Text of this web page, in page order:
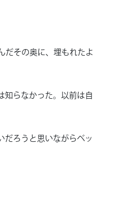
だその奥に、埋もれたよ
らなかった。以前は自
ろうと思いながらベッ